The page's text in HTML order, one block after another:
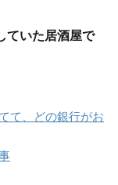
ていた居酒屋で
て、どの銀行がお